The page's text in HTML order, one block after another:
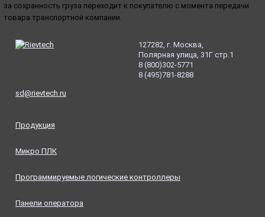
за сохранность груза переходит к покупателю с момента передачи
товара транспортной компании.
127282, г. Москва,
Полярная улица, 31Г стр.1
8 (800)302-5771
8 (495)781-8288
sd@rievtech.ru
Продукция
Микро ПЛК
Программируемые логические контроллеры
Панели оператора